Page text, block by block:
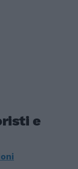
e